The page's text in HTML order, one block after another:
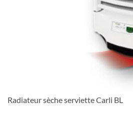
Radiateur sèche serviette Carli BL